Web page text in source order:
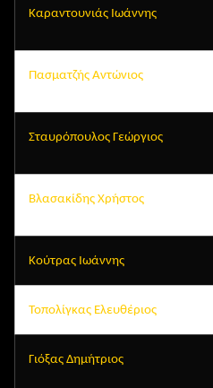
Καραντουνιάς Ιωάννης
Πασματζής Αντώνιος
Σταυρόπουλος Γεώργιος
Βλασακίδης Χρήστος
Κούτρας Ιωάννης
Τοπολίγκας Ελευθέριος
Γιόξας Δημήτριος